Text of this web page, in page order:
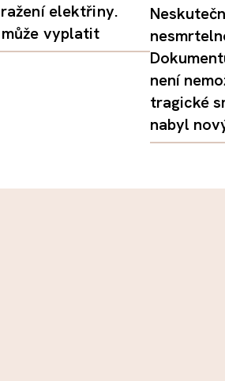
elektřiny.
vyplatit
není
tragické
nabyl